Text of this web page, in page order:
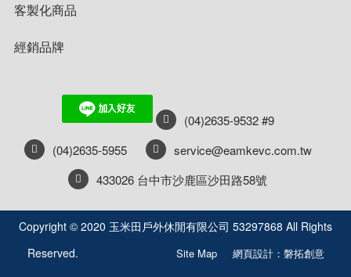
客製化商品
經銷品牌
(04)2635-9532 #9
(04)2635-5955
service@eamkevc.com.tw
433026 台中市沙鹿區沙田路58號
Copyright © 2020 玉米田戶外休閒有限公司 53297868 All Rights
Reserved.
Site Map 網頁設計：磐拓創意